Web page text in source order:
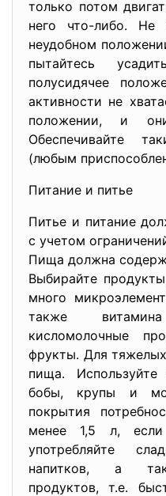
только потом
него что-либо. Не
неудобном
пытайтесь
полусидячее
активности не
положении, и
Обеспечивайте
(любым
Питание и питье
Питье и питание
с учетом
Пища должна
Выбирайте
много
также
кисломолочные
фрукты. Для
пища.
бобы, крупы и
покрытия
менее 1,5 л,
употребляйте
напитков, а
продуктов, т.е.